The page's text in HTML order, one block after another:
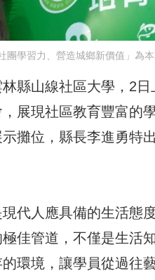
團學習力、營造城鄉新價值」為
縣山線社區大學，2
展現社區教育豐富的
攤位，縣長李進勇特
代人應具備的生活態
佳管道，不僅是生活
環境，讓學員從過往